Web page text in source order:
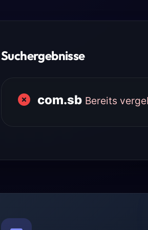
Suchergebnisse
com.sb Bereits